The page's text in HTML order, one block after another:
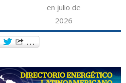
en julio de
2026